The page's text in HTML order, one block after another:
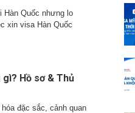
Hàn Quốc nhưng lo
xin visa Hàn Quốc
Hồ sơ & Thủ
đặc sắc, cảnh quan